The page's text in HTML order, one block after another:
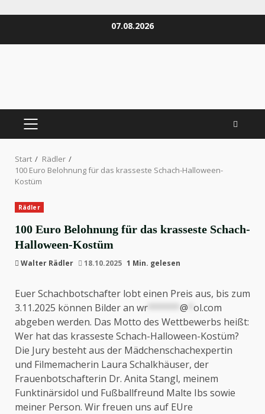
07.08.2026
PRIMÄRES
Start
Rädler
100 Euro Belohnung für das krasseste Schach-Halloween-
Kostüm
Rädler
100 Euro Belohnung für das krasseste Schach-
Halloween-Kostüm
Walter Rädler 18.10.2025 1 Min. gelesen
Euer Schachbotschafter lobt einen Preis aus, bis zum
3.11.2025 können Bilder an wr @ ol.com
abgeben werden. Das Motto des Wettbewerbs heißt:
Wer hat das krasseste Schach-Halloween-Kostüm?
Die Jury besteht aus der Mädchenschachexpertin
und Filmemacherin Laura Schalkhäuser, der
Frauenbotschafterin Dr. Anita Stangl, meinem
Funktinärsidol und Fußballfreund Malte Ibs sowie
meiner Person. Wir freuen uns auf EUre